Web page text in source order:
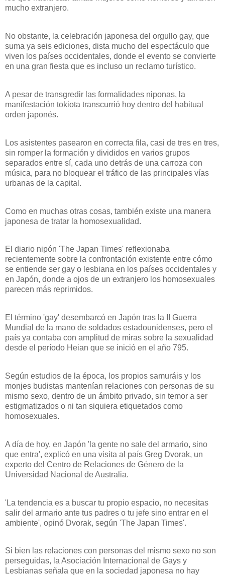
mucho extranjero.
No obstante, la celebración japonesa del orgullo gay, que
suma ya seis ediciones, dista mucho del espectáculo que
viven los países occidentales, donde el evento se convierte
en una gran fiesta que es incluso un reclamo turístico.
A pesar de transgredir las formalidades niponas, la
manifestación tokiota transcurrió hoy dentro del habitual
orden japonés.
Los asistentes pasearon en correcta fila, casi de tres en tres,
sin romper la formación y divididos en varios grupos
separados entre sí, cada uno detrás de una carroza con
música, para no bloquear el tráfico de las principales vías
urbanas de la capital.
Como en muchas otras cosas, también existe una manera
japonesa de tratar la homosexualidad.
El diario nipón 'The Japan Times' reflexionaba
recientemente sobre la confrontación existente entre cómo
se entiende ser gay o lesbiana en los países occidentales y
en Japón, donde a ojos de un extranjero los homosexuales
parecen más reprimidos.
El término 'gay' desembarcó en Japón tras la II Guerra
Mundial de la mano de soldados estadounidenses, pero el
país ya contaba con amplitud de miras sobre la sexualidad
desde el período Heian que se inició en el año 795.
Según estudios de la época, los propios samuráis y los
monjes budistas mantenían relaciones con personas de su
mismo sexo, dentro de un ámbito privado, sin temor a ser
estigmatizados o ni tan siquiera etiquetados como
homosexuales.
A día de hoy, en Japón 'la gente no sale del armario, sino
que entra', explicó en una visita al país Greg Dvorak, un
experto del Centro de Relaciones de Género de la
Universidad Nacional de Australia.
'La tendencia es a buscar tu propio espacio, no necesitas
salir del armario ante tus padres o tu jefe sino entrar en el
ambiente', opinó Dvorak, según 'The Japan Times'.
Si bien las relaciones con personas del mismo sexo no son
perseguidas, la Asociación Internacional de Gays y
Lesbianas señala que en la sociedad japonesa no hay